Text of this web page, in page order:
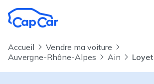
Accueil
Vendre ma voiture
Auvergne-Rhône-Alpes
Ain